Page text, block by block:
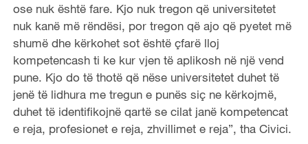
ose nuk është fare. Kjo nuk tregon që universitetet
nuk kanë më rëndësi, por tregon që ajo që pyetet më
shumë dhe kërkohet sot është çfarë lloj
kompetencash ti ke kur vjen të aplikosh në një vend
pune. Kjo do të thotë që nëse universitetet duhet të
jenë të lidhura me tregun e punës siç ne kërkojmë,
duhet të identifikojnë qartë se cilat janë kompetencat
e reja, profesionet e reja, zhvillimet e reja”, tha Civici.